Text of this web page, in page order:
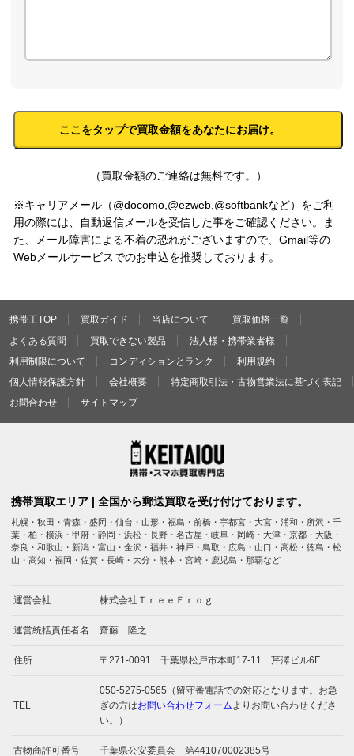
（買取金額のご連絡は無料です。）
※キャリアメール（@docomo,@ezweb,@softbankなど）をご利
用の際には、自動返信メールを受信した事をご確認ください。ま
た、メール障害による不着の恐れがございますので、Gmail等の
Webメールサービスでのお申込を推奨しております。
携帯王TOP 買取ガイド 当店について
買取価格一覧
よくある質問
買取できない製品
法人様・携帯業者様
利用制限について
コンディションとランク
利用規約
個人情報保護方針
会社概要
特定商取引法・古物営業法に基づく表記
お問合わせ
サイトマップ
携帯買取エリア | 全国から郵送買取を受け付けております。
札幌・秋田・青森・盛岡・仙台・山形・福島・前橋・宇都宮・大宮・浦和・所沢・千
葉・柏・横浜・甲府・静岡・浜松・長野・名古屋・岐阜・岡崎・大津・京都・大阪・
奈良・和歌山・新潟・富山・金沢・福井・神戸・鳥取・広島・山口・高松・徳島・松
山・高知・福岡・佐賀・長崎・大分・熊本・宮崎・鹿児島・那覇など
運営会社 株式会社ＴｒｅｅＦｒｏｇ
運営統括責任者名 齋藤 隆之
住所 〒271-0091 千葉県松戸市本町17-11 芹澤ビル6F
TEL
050-5275-0565（留守番電話での対応となります。お急
ぎの方はお問い合わせフォームよりお問い合わせくださ
い。）
古物商許可番号 千葉県公安委員会 第441070002385号